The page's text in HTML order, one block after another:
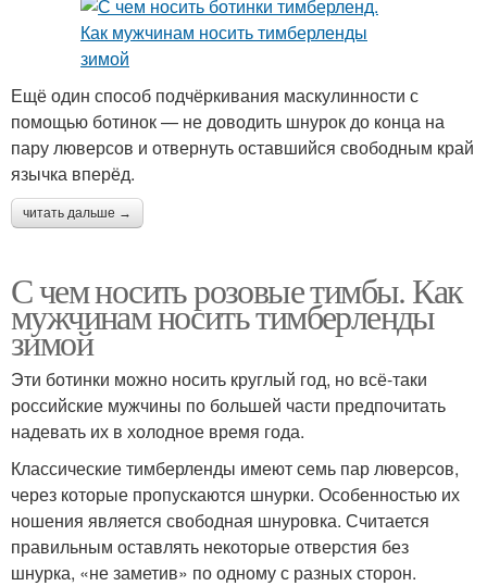
Ещё один способ подчёркивания маскулинности с
помощью ботинок — не доводить шнурок до конца на
пару люверсов и отвернуть оставшийся свободным край
язычка вперёд.
читать дальше →
С чем носить розовые тимбы. Как
мужчинам носить тимберленды
зимой
Эти ботинки можно носить круглый год, но всё-таки
российские мужчины по большей части предпочитать
надевать их в холодное время года.
Классические тимберленды имеют семь пар люверсов,
через которые пропускаются шнурки. Особенностью их
ношения является свободная шнуровка. Считается
правильным оставлять некоторые отверстия без
шнурка, «не заметив» по одному с разных сторон.